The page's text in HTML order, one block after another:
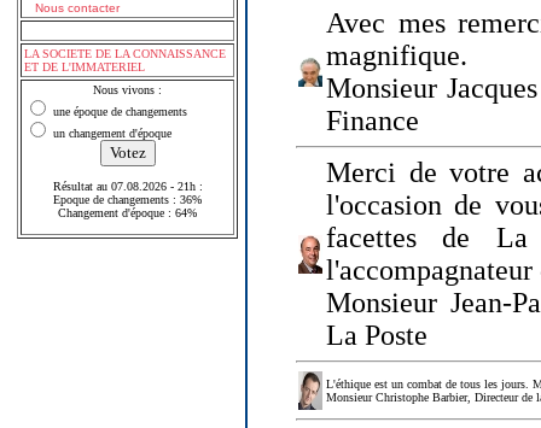
Nous contacter
LA SOCIETE DE LA CONNAISSANCE
ET DE L'IMMATERIEL
Nous vivons :
une époque de changements
un changement d'époque
Résultat au 07.08.2026 - 21h :
Epoque de changements : 36%
Changement d'époque : 64%
Avec mes
magnifique.
Monsieur
Finance
Merci de votre
l'occasion de
facettes de
Monsieur Jean-
La Poste
L'éthique est un combat de tous les jours.
Monsieur Christophe Barbier, Directeur de